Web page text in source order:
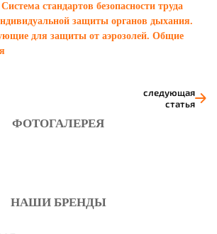
стандартов безопасности труда
защиты органов дыхания.
для защиты от аэрозолей. Общие
следующая
статья
ФОТОГАЛЕРЕЯ
НАШИ БРЕНДЫ